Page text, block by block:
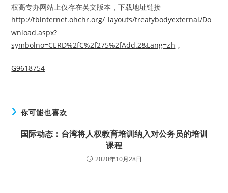
权高专办网站上仅存在英文版本，下载地址链接
http://tbinternet.ohchr.org/_layouts/treatybodyexternal/Do
wnload.aspx?
symbolno=CERD%2fC%2f275%2fAdd.2&Lang=zh 。
G9618754
你可能也喜欢
国际动态：台湾将人权教育培训纳入对公务员的培训
课程
2020年10月28日